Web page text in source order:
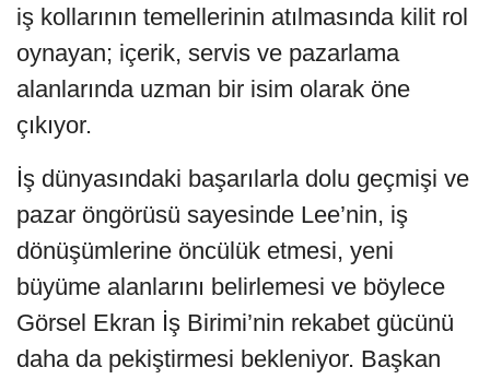
iş kollarının temellerinin atılmasında kilit rol
oynayan; içerik, servis ve pazarlama
alanlarında uzman bir isim olarak öne
çıkıyor.
İş dünyasındaki başarılarla dolu geçmişi ve
pazar öngörüsü sayesinde Lee’nin, iş
dönüşümlerine öncülük etmesi, yeni
büyüme alanlarını belirlemesi ve böylece
Görsel Ekran İş Birimi’nin rekabet gücünü
daha da pekiştirmesi bekleniyor. Başkan